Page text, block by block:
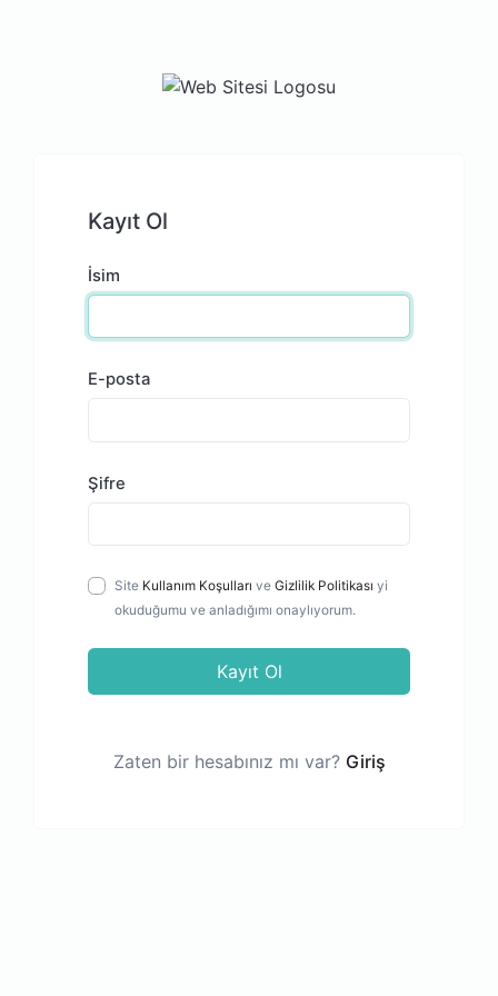
Kayıt Ol
İsim
E-posta
Şifre
Site Kullanım Koşulları ve Gizlilik Politikası yi
okuduğumu ve anladığımı onaylıyorum.
Kayıt Ol
Zaten bir hesabınız mı var? Giriş